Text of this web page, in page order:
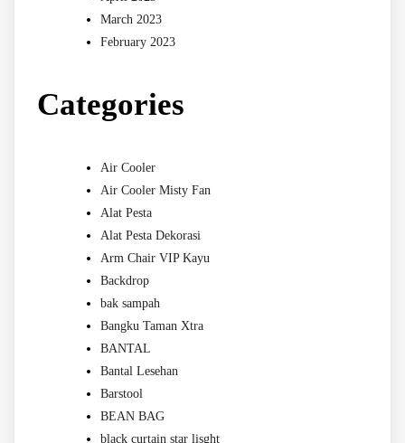
March 2023
February 2023
Categories
Air Cooler
Air Cooler Misty Fan
Alat Pesta
Alat Pesta Dekorasi
Arm Chair VIP Kayu
Backdrop
bak sampah
Bangku Taman Xtra
BANTAL
Bantal Lesehan
Barstool
BEAN BAG
black curtain star lisght